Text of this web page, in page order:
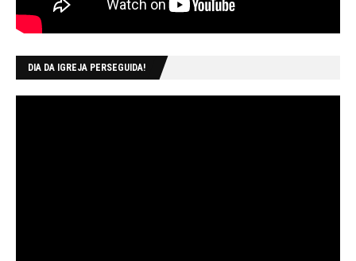
DIA DA IGREJA PERSEGUIDA!